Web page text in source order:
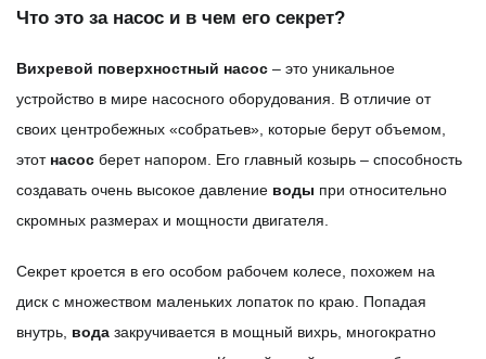
Что это за насос и в чем его секрет?
Вихревой поверхностный насос – это уникальное
устройство в мире насосного оборудования. В отличие от
своих центробежных «собратьев», которые берут объемом,
этот насос берет напором. Его главный козырь – способность
создавать очень высокое давление воды при относительно
скромных размерах и мощности двигателя.
Секрет кроется в его особом рабочем колесе, похожем на
диск с множеством маленьких лопаток по краю. Попадая
внутрь, вода закручивается в мощный вихрь, многократно